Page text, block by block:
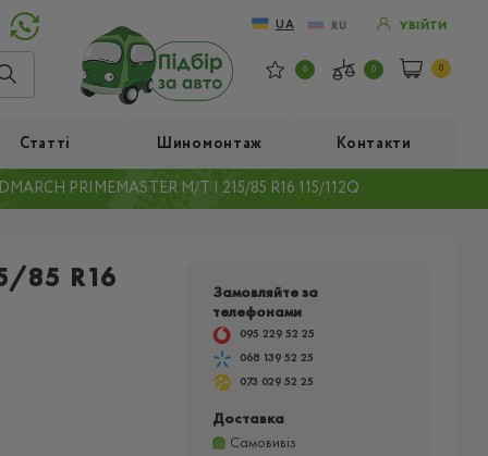
UA RU УВІЙТИ
0 0 0
Статті Шиномонтаж Контакти
PRIMEMASTER M/T I 215/85 R16 115/112Q
85 R16
Замовляйте за
телефонами
095 229 52 25
068 139 52 25
073 029 52 25
Доставка
Самовивіз